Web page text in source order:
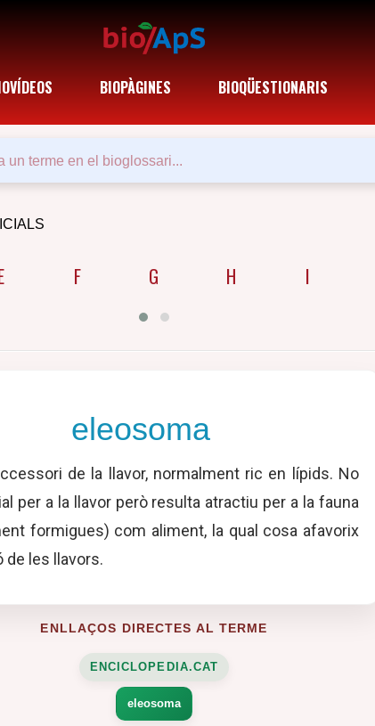
BIOPÀGINES BIOQÜESTIONARIS
F G H I
eleosoma
de la llavor, normalment ric en lípids. No
per a la llavor però resulta atractiu per a la fauna
formigues) com aliment, la qual cosa afavorix
de les llavors.
ENLLAÇOS DIRECTES AL TERME
ENCICLOPEDIA.CAT
eleosoma